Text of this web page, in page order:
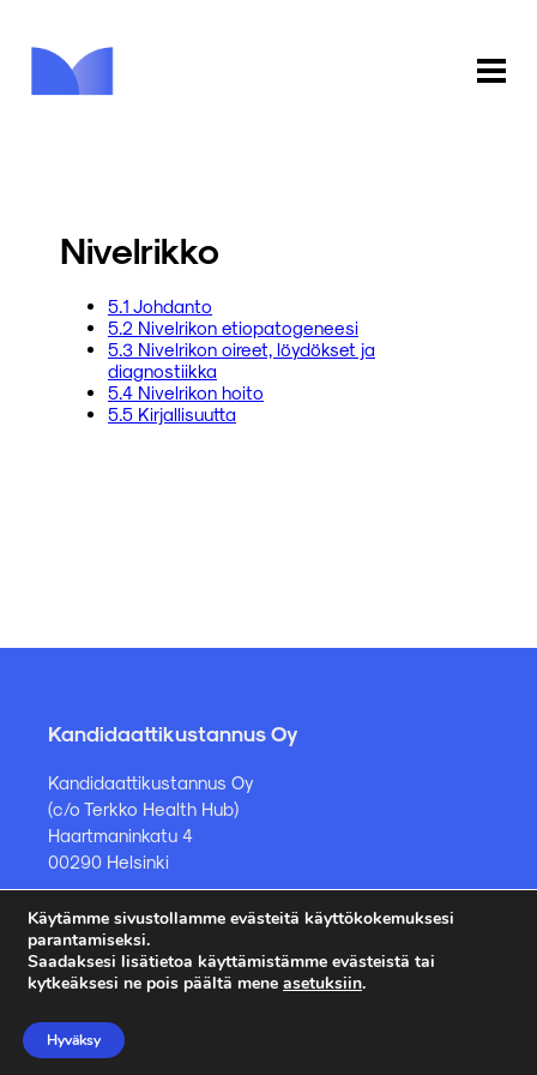
Nivelrikko
5.1 Johdanto
5.2 Nivelrikon etiopatogeneesi
5.3 Nivelrikon oireet, löydökset ja
diagnostiikka
5.4 Nivelrikon hoito
5.5 Kirjallisuutta
Kandidaattikustannus Oy
Kandidaattikustannus Oy
(c/o Terkko Health Hub)
Haartmaninkatu 4
00290 Helsinki
Kirjakauppa ja muut asiat
kauppa@kandidaattikustannus.fi
Käytämme sivustollamme evästeitä käyttökokemuksesi
parantamiseksi.
Saadaksesi lisätietoa käyttämistämme evästeistä tai
kytkeäksesi ne pois päältä mene asetuksiin.
Hyväksy